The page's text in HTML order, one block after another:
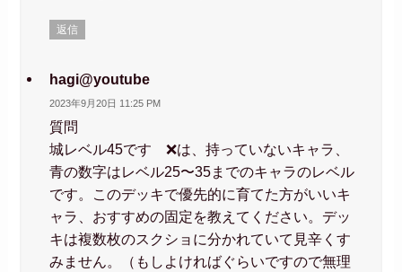
返信
hagi@youtube
2023年9月20日 11:25 PM
質問
城レベル45です ❌は、持っていないキャラ、
青の数字はレベル25〜35までのキャラのレベル
です。このデッキで優先的に育てた方がいいキ
ャラ、おすすめの固定を教えてください。デッ
キは複数枚のスクショに分かれていて見辛くす
みません。（もしよければぐらいですので無理